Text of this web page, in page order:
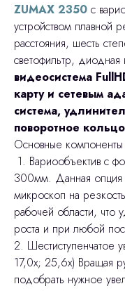
ZUMAX 2350 с
устройством плавной
расстояния, шесть
светофильтр, диодная
видеосистема
карту и сетевым
система,
поворотное
Основные
1. Вариообъектив с
300мм. Данная опция
микроскоп на
рабочей области, что
роста и при любой
2. Шестиступенчатое
17,0x; 25,6x) Вращая
подобрать нужное